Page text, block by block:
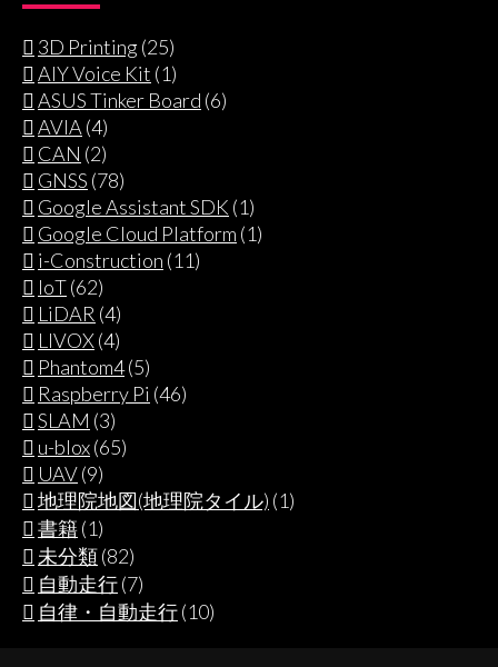
3D Printing(25)
AIY Voice Kit (1)
ASUS Tinker Board (6)
AVIA (4)
CAN (2)
GNSS (78)
Google Assistant SDK (1)
Google Cloud Platform (1)
i-Construction (11)
IoT(62)
LiDAR (4)
LIVOX(4)
Phantom4(5)
Raspberry Pi (46)
SLAM (3)
u-blox(65)
UAV(9)
地理院地図(地理院タイル) (1)
書籍(1)
未分類(82)
自動走行(7)
自律・自動走行(10)